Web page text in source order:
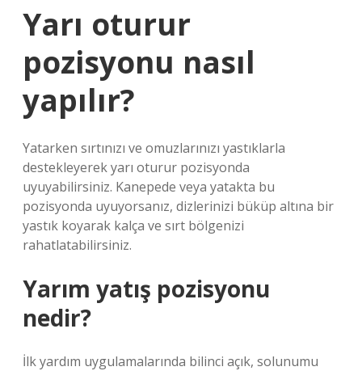
Yarı oturur
pozisyonu nasıl
yapılır?
Yatarken sırtınızı ve omuzlarınızı yastıklarla
destekleyerek yarı oturur pozisyonda
uyuyabilirsiniz. Kanepede veya yatakta bu
pozisyonda uyuyorsanız, dizlerinizi büküp altına bir
yastık koyarak kalça ve sırt bölgenizi
rahatlatabilirsiniz.
Yarım yatış pozisyonu
nedir?
İlk yardım uygulamalarında bilinci açık, solunumu